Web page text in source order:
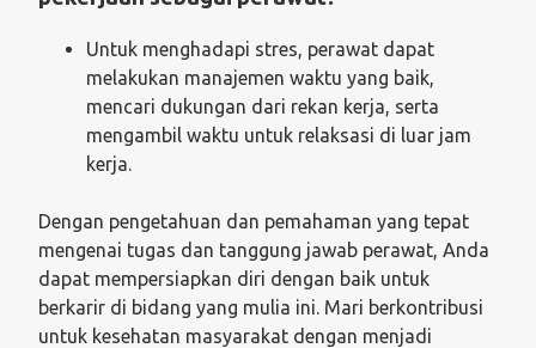
Untuk menghadapi stres, perawat dapat
melakukan manajemen waktu yang baik,
mencari dukungan dari rekan kerja, serta
mengambil waktu untuk relaksasi di luar jam
kerja.
Dengan pengetahuan dan pemahaman yang tepat
mengenai tugas dan tanggung jawab perawat, Anda
dapat mempersiapkan diri dengan baik untuk
berkarir di bidang yang mulia ini. Mari berkontribusi
untuk kesehatan masyarakat dengan menjadi